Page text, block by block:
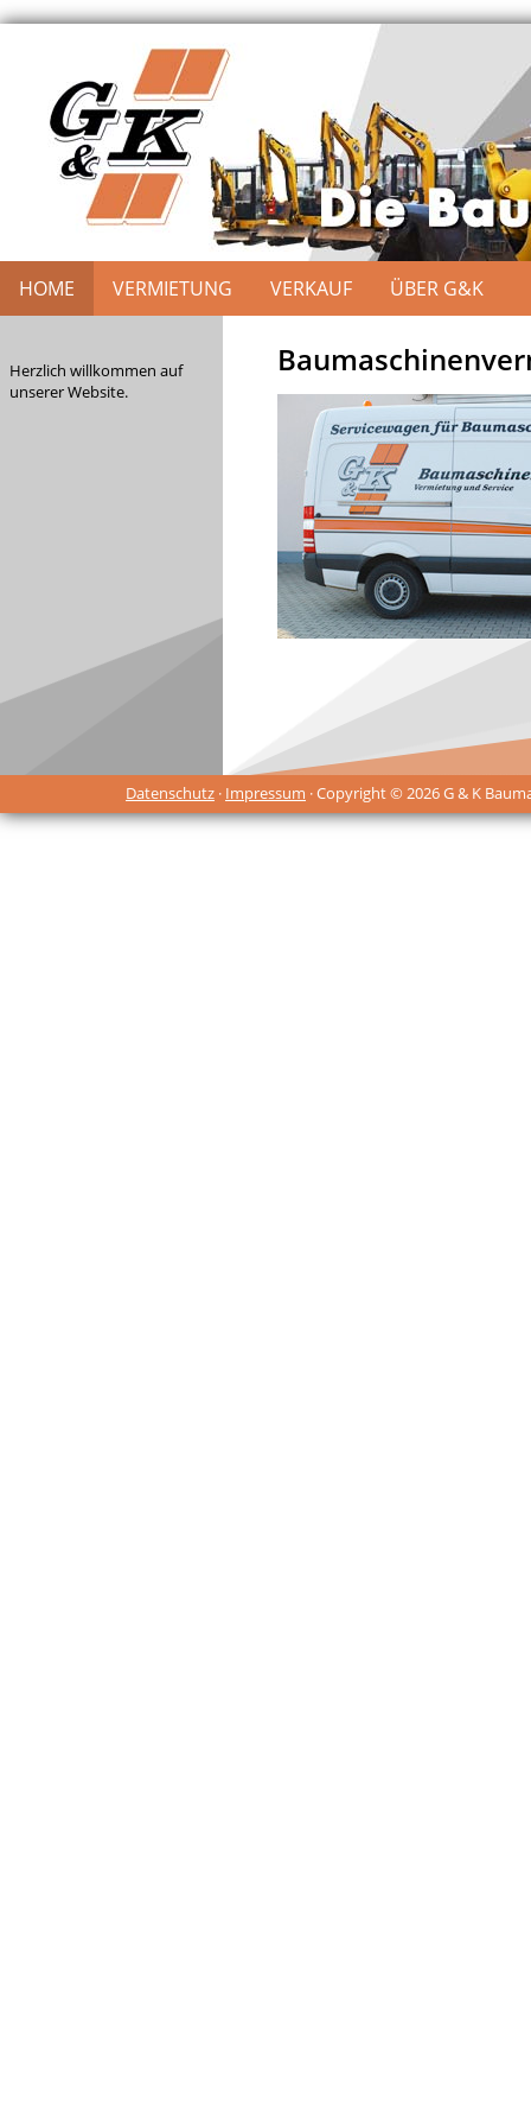
HOME VERMIETUNG VERKAUF ÜBER G&K
Herzlich willkommen auf
unserer Website.
Datenschutz · Impressum · Copyright © 2026 G & K